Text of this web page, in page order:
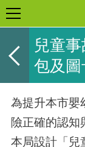
兒童
包及圖
為提升本市嬰
險正確的認知
本局設計「兒